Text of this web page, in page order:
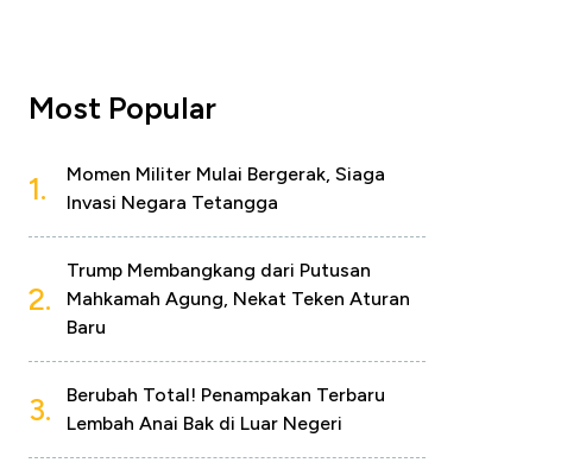
Most Popular
1.
Momen Militer Mulai Bergerak, Siaga
Invasi Negara Tetangga
2.
Trump Membangkang dari Putusan
Mahkamah Agung, Nekat Teken Aturan
Baru
3.
Berubah Total! Penampakan Terbaru
Lembah Anai Bak di Luar Negeri